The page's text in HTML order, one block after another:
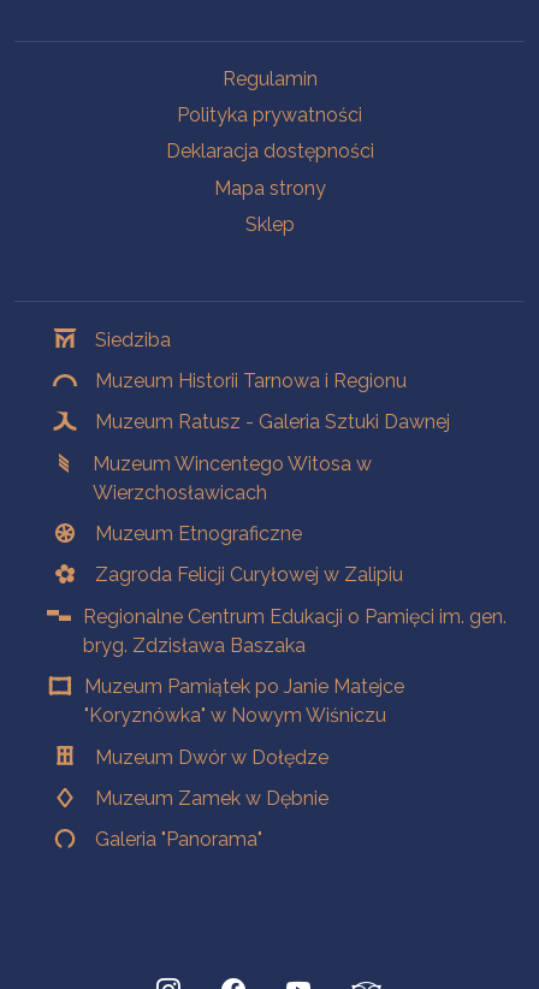
Regulamin
Polityka prywatności
Deklaracja dostępności
Mapa strony
Sklep
Siedziba
Muzeum Historii Tarnowa i Regionu
Muzeum Ratusz - Galeria Sztuki Dawnej
Muzeum Wincentego Witosa w
Wierzchosławicach
Muzeum Etnograficzne
Zagroda Felicji Curyłowej w Zalipiu
Regionalne Centrum Edukacji o Pamięci im. gen.
bryg. Zdzisława Baszaka
Muzeum Pamiątek po Janie Matejce
"Koryznówka" w Nowym Wiśniczu
Muzeum Dwór w Dołędze
Muzeum Zamek w Dębnie
Galeria "Panorama"